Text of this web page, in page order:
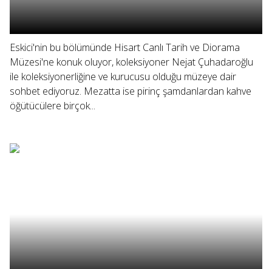
Eskici'nin bu bölümünde Hisart Canlı Tarih ve Diorama
Müzesi'ne konuk oluyor, koleksiyoner Nejat Çuhadaroğlu
ile koleksiyonerliğine ve kurucusu olduğu müzeye dair
sohbet ediyoruz. Mezatta ise pirinç şamdanlardan kahve
öğütücülere birçok...